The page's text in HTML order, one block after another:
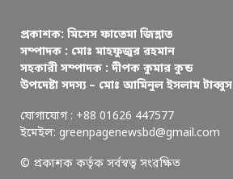
প্রকাশক: মিসেস ফাতেমা জিন্নাত
সম্পাদক : মোঃ মাহফুজুর রহমান
সহকারী সম্পাদক : দীপক কুমার কুন্ড
উপদেষ্টা সদস্য – মোঃ আমিনুল ইসলাম টাব্বুস
যোগাযোগ : +88 01626 447577
ইমেইল: greenpagenewsbd@gmail.com
© প্রকাশক কর্তৃক সর্বস্বত্ব সংরক্ষিত